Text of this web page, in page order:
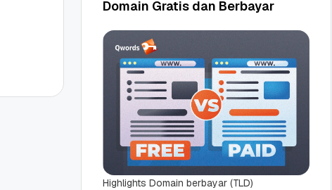
Domain Gratis dan Berbayar
Highlights Domain berbayar (TLD)